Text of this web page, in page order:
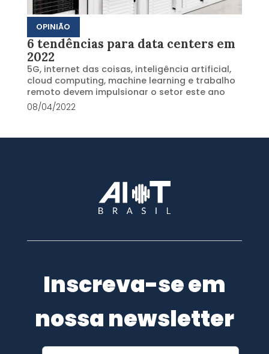
OPINIÃO
6 tendências para data centers em
2022
5G, internet das coisas, inteligência artificial,
cloud computing, machine learning e trabalho
remoto devem impulsionar o setor este ano
08/04/2022
Inscreva-se em
nossa newsletter